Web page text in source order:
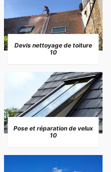
Devis nettoyage de toiture
10
Pose et réparation de velux
10